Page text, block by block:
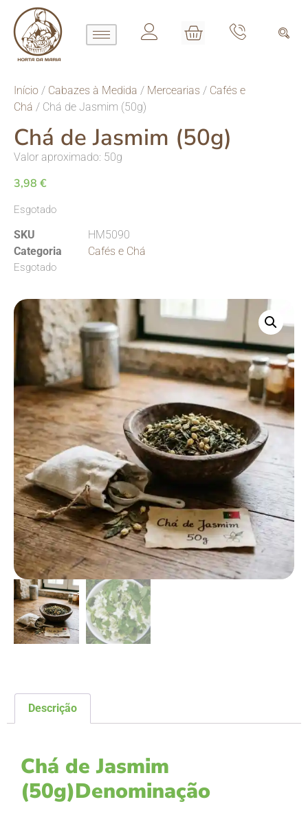
Início / Cabazes à Medida / Mercearias / Cafés e
Chá / Chá de Jasmim (50g)
Chá de Jasmim (50g)
Valor aproximado: 50g
3,98 €
Esgotado
SKU
HM5090
Categoria
Cafés e Chá
Esgotado
Descrição
Chá de Jasmim
(50g)Denominação